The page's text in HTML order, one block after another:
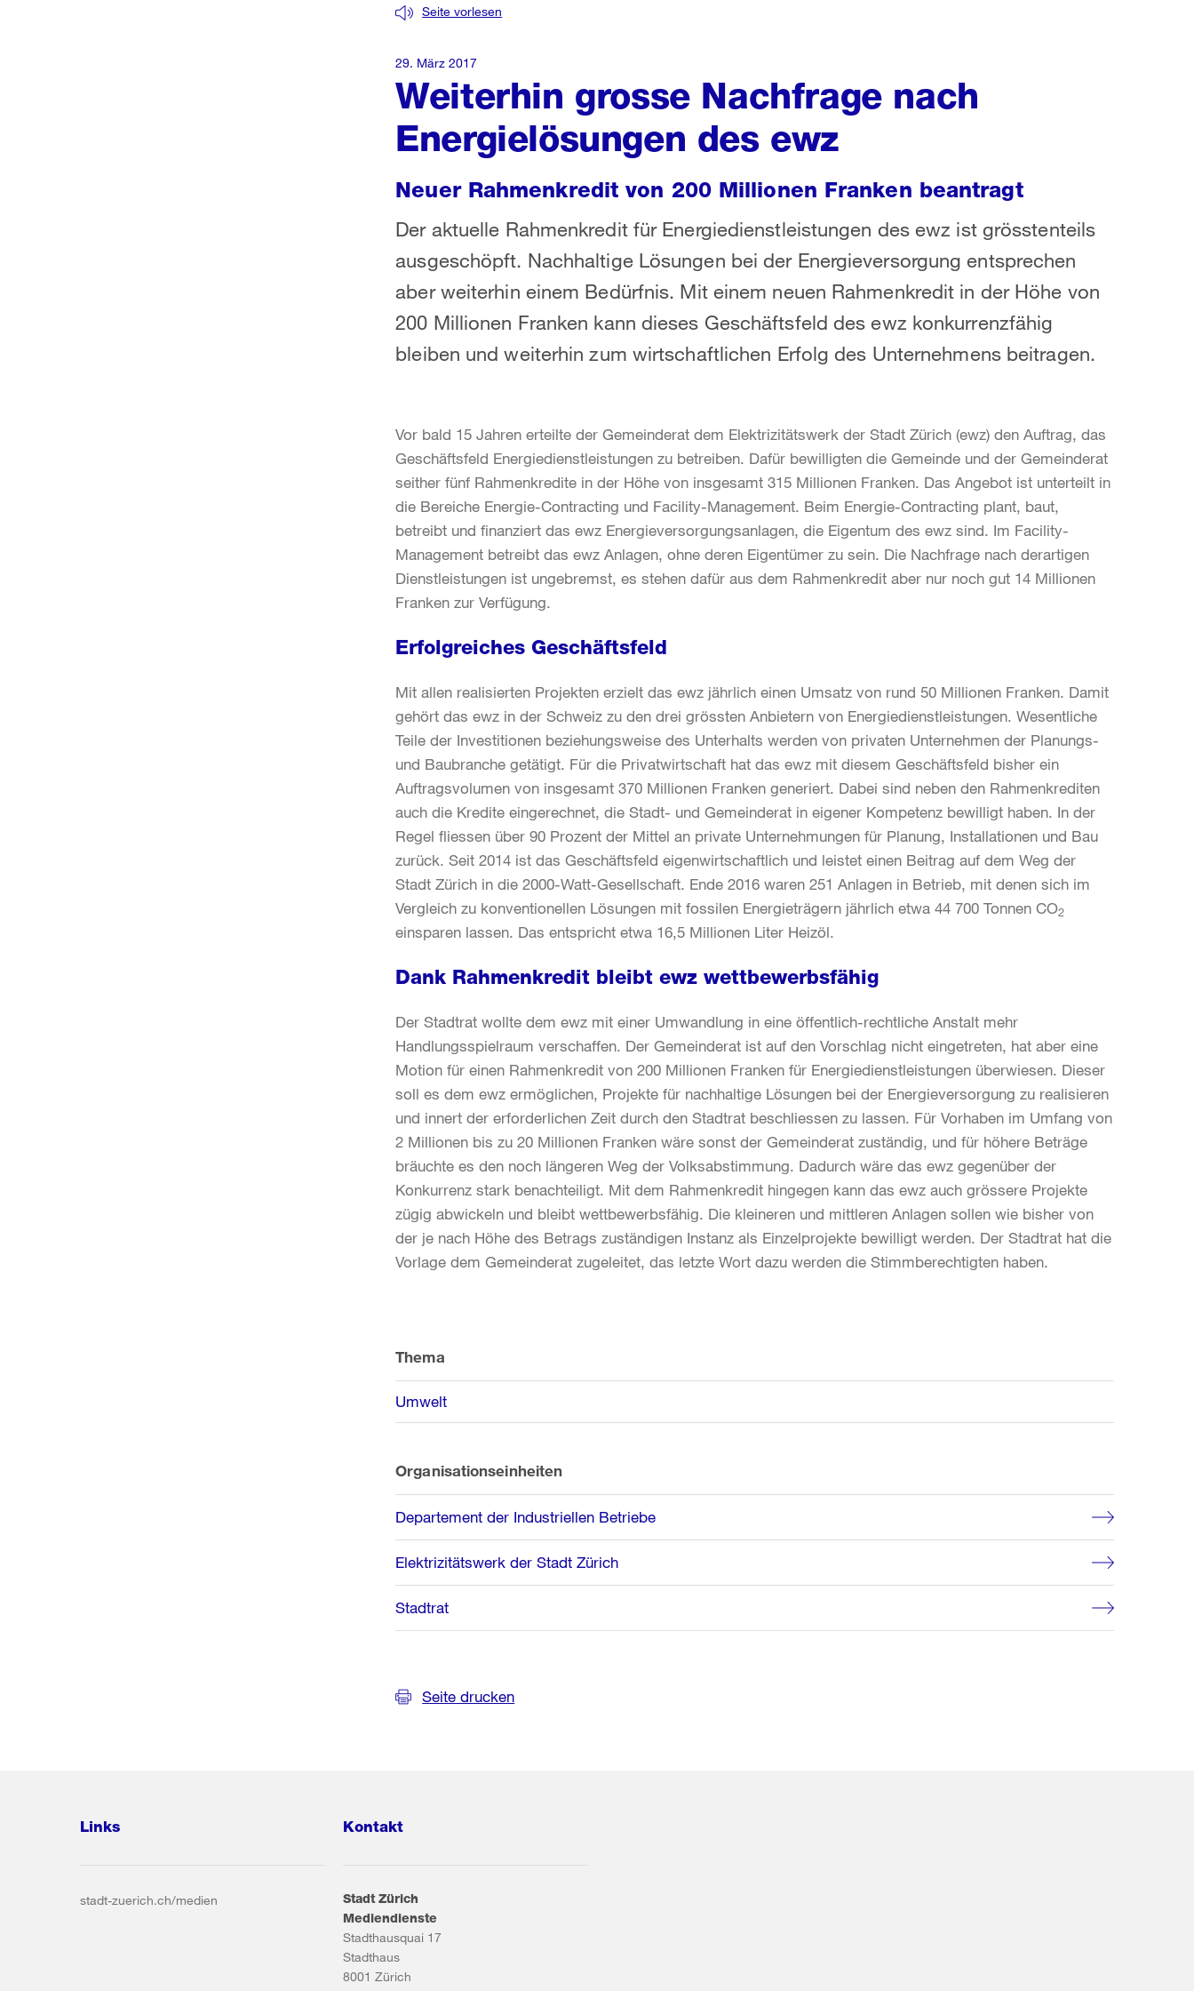
Weiterhin grosse Nachfrage nach
Energielösungen des ewz
Seite vorlesen
Neuer Rahmenkredit von 200 Millionen Franken beantragt
Der aktuelle Rahmenkredit für Energiedienstleistungen des ewz ist grösstenteils
ausgeschöpft. Nachhaltige Lösungen bei der Energieversorgung entsprechen
aber weiterhin einem Bedürfnis. Mit einem neuen Rahmenkredit in der Höhe von
200 Millionen Franken kann dieses Geschäftsfeld des ewz konkurrenzfähig
bleiben und weiterhin zum wirtschaftlichen Erfolg des Unternehmens beitragen.
29. März 2017
Vor bald 15 Jahren erteilte der Gemeinderat dem Elektrizitätswerk der Stadt Zürich (ewz) den Auftrag, das
Geschäftsfeld Energiedienstleistungen zu betreiben. Dafür bewilligten die Gemeinde und der Gemeinderat
seither fünf Rahmenkredite in der Höhe von insgesamt 315 Millionen Franken. Das Angebot ist unterteilt in
die Bereiche Energie-Contracting und Facility-Management. Beim Energie-Contracting plant, baut,
betreibt und finanziert das ewz Energieversorgungsanlagen, die Eigentum des ewz sind. Im Facility-
Management betreibt das ewz Anlagen, ohne deren Eigentümer zu sein. Die Nachfrage nach derartigen
Dienstleistungen ist ungebremst, es stehen dafür aus dem Rahmenkredit aber nur noch gut 14 Millionen
Franken zur Verfügung.
Erfolgreiches Geschäftsfeld
Mit allen realisierten Projekten erzielt das ewz jährlich einen Umsatz von rund 50 Millionen Franken. Damit
gehört das ewz in der Schweiz zu den drei grössten Anbietern von Energiedienstleistungen. Wesentliche
Teile der Investitionen beziehungsweise des Unterhalts werden von privaten Unternehmen der Planungs-
und Baubranche getätigt. Für die Privatwirtschaft hat das ewz mit diesem Geschäftsfeld bisher ein
Auftragsvolumen von insgesamt 370 Millionen Franken generiert. Dabei sind neben den Rahmenkrediten
auch die Kredite eingerechnet, die Stadt- und Gemeinderat in eigener Kompetenz bewilligt haben. In der
Regel fliessen über 90 Prozent der Mittel an private Unternehmungen für Planung, Installationen und Bau
zurück. Seit 2014 ist das Geschäftsfeld eigenwirtschaftlich und leistet einen Beitrag auf dem Weg der
Stadt Zürich in die 2000-Watt-Gesellschaft. Ende 2016 waren 251 Anlagen in Betrieb, mit denen sich im
Vergleich zu konventionellen Lösungen mit fossilen Energieträgern jährlich etwa 44 700 Tonnen CO2
einsparen lassen. Das entspricht etwa 16,5 Millionen Liter Heizöl.
Dank Rahmenkredit bleibt ewz wettbewerbsfähig
Der Stadtrat wollte dem ewz mit einer Umwandlung in eine öffentlich-rechtliche Anstalt mehr
Handlungsspielraum verschaffen. Der Gemeinderat ist auf den Vorschlag nicht eingetreten, hat aber eine
Motion für einen Rahmenkredit von 200 Millionen Franken für Energiedienstleistungen überwiesen. Dieser
soll es dem ewz ermöglichen, Projekte für nachhaltige Lösungen bei der Energieversorgung zu realisieren
und innert der erforderlichen Zeit durch den Stadtrat beschliessen zu lassen. Für Vorhaben im Umfang von
2 Millionen bis zu 20 Millionen Franken wäre sonst der Gemeinderat zuständig, und für höhere Beträge
bräuchte es den noch längeren Weg der Volksabstimmung. Dadurch wäre das ewz gegenüber der
Konkurrenz stark benachteiligt. Mit dem Rahmenkredit hingegen kann das ewz auch grössere Projekte
zügig abwickeln und bleibt wettbewerbsfähig. Die kleineren und mittleren Anlagen sollen wie bisher von
der je nach Höhe des Betrags zuständigen Instanz als Einzelprojekte bewilligt werden. Der Stadtrat hat die
Vorlage dem Gemeinderat zugeleitet, das letzte Wort dazu werden die Stimmberechtigten haben.
Informationen
Thema
Umwelt
Organisationseinheiten
Departement der Industriellen Betriebe
Elektrizitätswerk der Stadt Zürich
Stadtrat
Seite drucken
Links
stadt-zuerich.ch/medien
Kontakt
Stadt Zürich
Mediendienste
Stadthausquai 17
Stadthaus
8001 Zürich